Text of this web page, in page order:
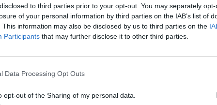
to third parties prior to your opt-out. You may separately
of your personal information by third parties on the IAB’s list of
This information may also be disclosed by us to third parties on the
Participants that may further disclose it to other third parties.
Data Processing Opt Outs
opt-out of the Sharing of my personal data.
μπορεί να τον και τις προδικάσει,
οι κινήσεις που σκοπεύει να
το αίτημα κήρυξης του Δήμου
Νεότερα ίσως έχουμε απ’ τις
εξαρτηθεί και η πορεία των